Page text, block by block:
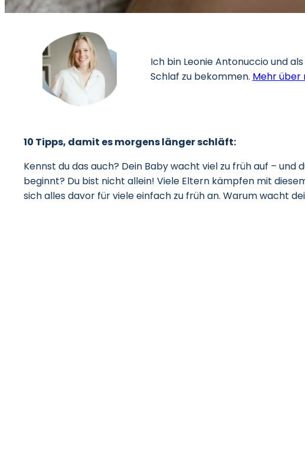
Ich bin Leonie Antonuccio und als
Schlaf zu bekommen. Mehr über
10 Tipps, damit es morgens länger schläft:
Kennst du das auch? Dein Baby wacht viel zu früh auf –
beginnt? Du bist nicht allein! Viele Eltern kämpfen mit
sich alles davor für viele einfach zu früh an. Warum wacht